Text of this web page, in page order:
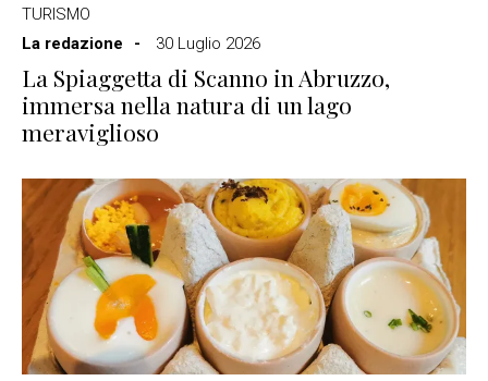
TURISMO
La redazione
30 Luglio 2026
La Spiaggetta di Scanno in Abruzzo,
immersa nella natura di un lago
meraviglioso